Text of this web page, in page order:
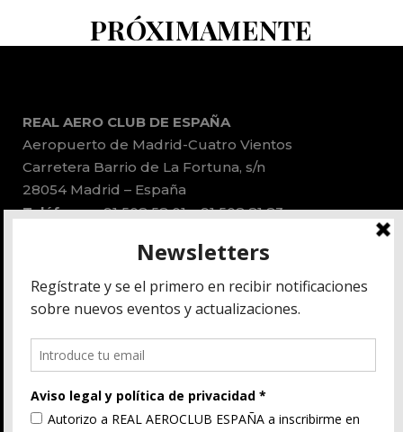
PRÓXIMAMENTE
REAL AERO CLUB DE ESPAÑA
Aeropuerto de Madrid-Cuatro Vientos
Carretera Barrio de La Fortuna, s/n
28054 Madrid – España
Teléfonos:91 508 58 01 – 91 508 81 83
Aviso